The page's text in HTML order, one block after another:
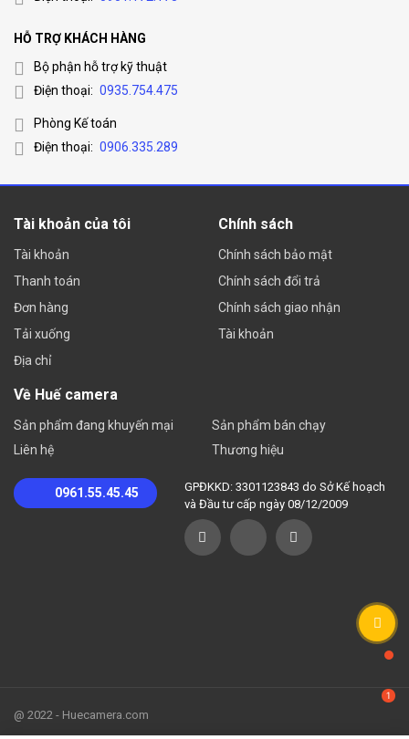
HỖ TRỢ KHÁCH HÀNG
Bộ phận hỗ trợ kỹ thuật
Điện thoại: 0935.754.475
Phòng Kế toán
Điện thoại: 0906.335.289
Tài khoản của tôi
Tài khoản
Thanh toán
Đơn hàng
Tải xuống
Địa chỉ
Chính sách
Chính sách bảo mật
Chính sách đổi trả
Chính sách giao nhận
Tài khoản
Về Huế camera
Sản phẩm đang khuyến mại
Liên hệ
Sản phẩm bán chạy
Thương hiệu
0961.55.45.45
GPĐKKD: 3301123843 do Sở Kế hoạch
và Đầu tư cấp ngày 08/12/2009
@ 2022 - Huecamera.com